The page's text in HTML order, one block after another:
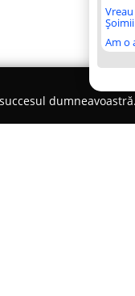
Șoimii
Am o
dumneavoastră.